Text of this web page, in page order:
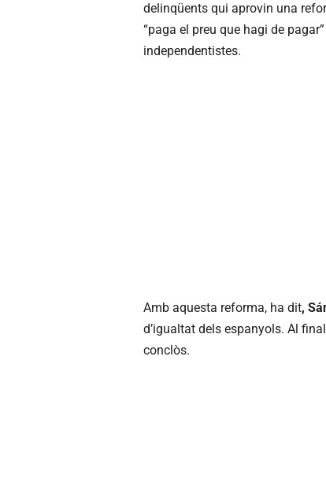
delinqüents qui aprovin una
“paga el preu que hagi de
independentistes.
Amb aquesta reforma, ha dit,
d’igualtat dels espanyols. Al
conclòs.